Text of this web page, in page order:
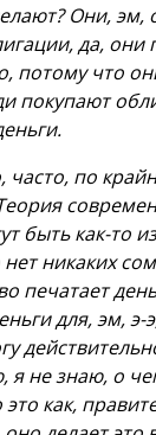
Они, эм,
да, они
потому что
покупают
часто, по
быть как-то
никаких
печатает
для, эм, э-
я не знаю, о
как,